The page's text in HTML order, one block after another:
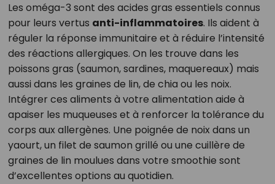
Les oméga-3 sont des acides gras essentiels connus
pour leurs vertus anti-inflammatoires. Ils aident à
réguler la réponse immunitaire et à réduire l’intensité
des réactions allergiques. On les trouve dans les
poissons gras (saumon, sardines, maquereaux) mais
aussi dans les graines de lin, de chia ou les noix.
Intégrer ces aliments à votre alimentation aide à
apaiser les muqueuses et à renforcer la tolérance du
corps aux allergènes. Une poignée de noix dans un
yaourt, un filet de saumon grillé ou une cuillère de
graines de lin moulues dans votre smoothie sont
d’excellentes options au quotidien.